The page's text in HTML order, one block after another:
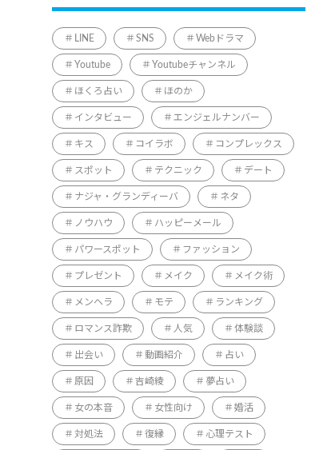
LINE SNS Webドラマ
Youtube Youtubeチャンネル
ほくろ占い ほのか
インタビュー エンジェルナンバー
キス コイラボ コンプレックス
スポット テクニック デート
ナジャ・グランディーバ ネタ
ノウハウ ハッピーメール
パワースポット ファッション
プレゼント メイク メイク術
メンヘラ モテ ランキング
ロマンス詐欺 人気 体験談
出会い 動画紹介 占い
原因 吉崎綾 夢占い
女の本音 女性向け 婚活
対処法 復縁 心理テスト